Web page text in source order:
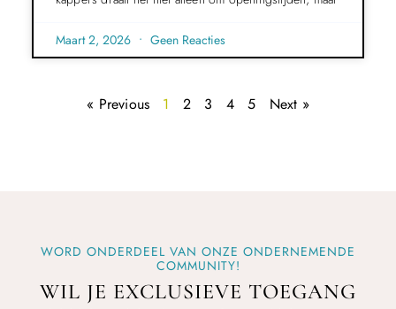
Maart 2, 2026 Geen Reacties
« Previous 1 2 3 4 5 Next »
WORD ONDERDEEL VAN ONZE ONDERNEMENDE
COMMUNITY!
WIL JE EXCLUSIEVE TOEGANG